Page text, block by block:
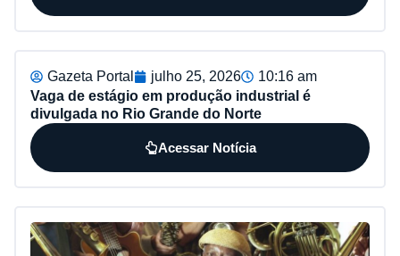
Gazeta Portal julho 25, 2026
10:16 am
Vaga de estágio em produção industrial é
divulgada no Rio Grande do Norte
Acessar Notícia